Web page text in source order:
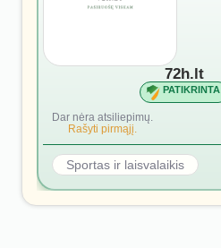
72h.lt
PATIKRINTA
Dar nėra atsiliepimų.
Rašyti pirmąjį.
Sportas ir laisvalaikis